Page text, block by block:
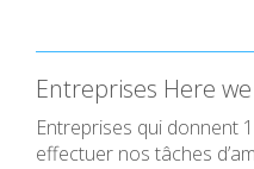
Entreprises Here
Entreprises qui donnent
effectuer nos tâches